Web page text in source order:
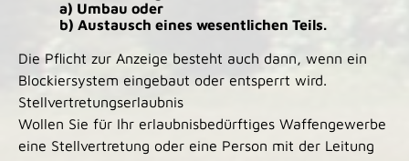
a) Umbau oder
b) Austausch eines wesentlichen Teils.
Die Pflicht zur Anzeige besteht auch dann, wenn ein
Blockiersystem eingebaut oder entsperrt wird.
Stellvertretungserlaubnis
Wollen Sie für Ihr erlaubnisbedürftiges Waffengewerbe
eine Stellvertretung oder eine Person mit der Leitung